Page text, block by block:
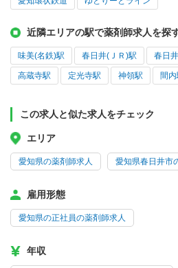
近隣エリアの駅で薬剤師求人を探
味美(名鉄)駅 春日井(ＪＲ)駅 春日
高蔵寺駅 定光寺駅 神領駅 間内
この求人と似た求人をチェック
エリア
愛知県の薬剤師求人 愛知県春日井市
雇用形態
愛知県の正社員の薬剤師求人
年収